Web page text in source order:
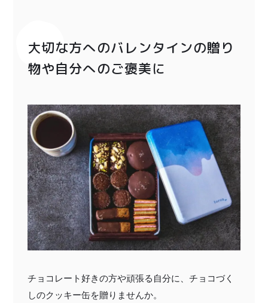
大切な方へのバレンタインの贈り
物や自分へのご褒美に
チョコレート好きの方や頑張る自分に、チョコづく
しのクッキー缶を贈りませんか。